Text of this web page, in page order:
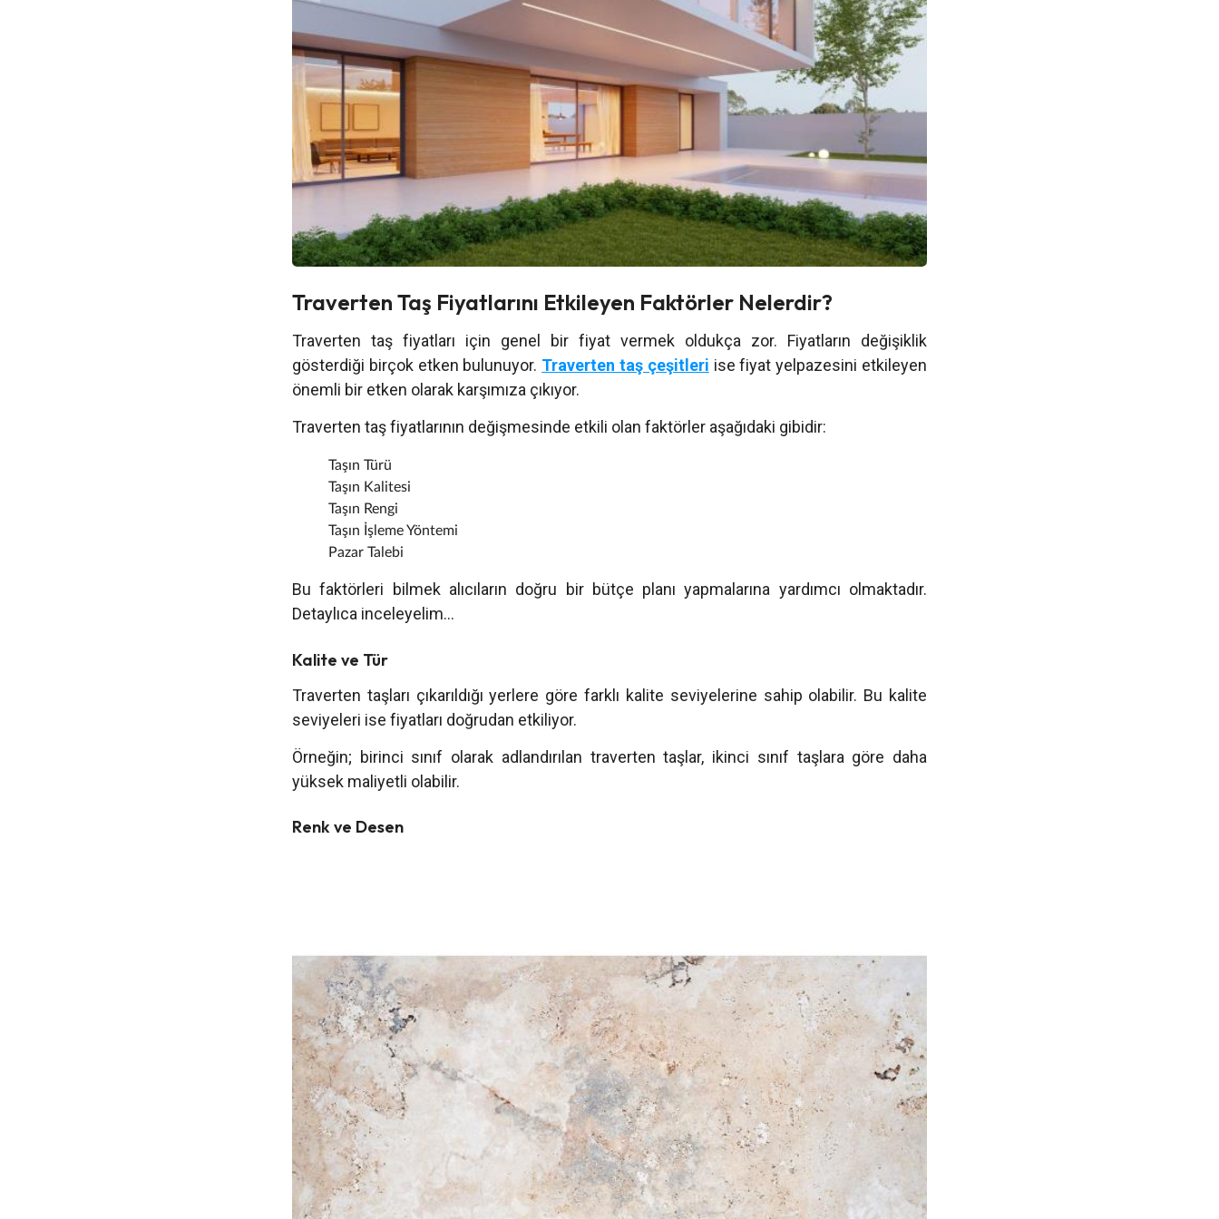
Traverten Taş Fiyatlarını Etkileyen Faktörler Nelerdir?
Traverten taş fiyatları için genel bir fiyat vermek oldukça zor. Fiyatların değişiklik
gösterdiği birçok etken bulunuyor. Traverten taş çeşitleri ise fiyat yelpazesini etkileyen
önemli bir etken olarak karşımıza çıkıyor.
Traverten taş fiyatlarının değişmesinde etkili olan faktörler aşağıdaki gibidir:
Taşın Türü
Taşın Kalitesi
Taşın Rengi
Taşın İşleme Yöntemi
Pazar Talebi
Bu faktörleri bilmek alıcıların doğru bir bütçe planı yapmalarına yardımcı olmaktadır.
Detaylıca inceleyelim…
Kalite ve Tür
Traverten taşları çıkarıldığı yerlere göre farklı kalite seviyelerine sahip olabilir. Bu kalite
seviyeleri ise fiyatları doğrudan etkiliyor.
Örneğin; birinci sınıf olarak adlandırılan traverten taşlar, ikinci sınıf taşlara göre daha
yüksek maliyetli olabilir.
Renk ve Desen